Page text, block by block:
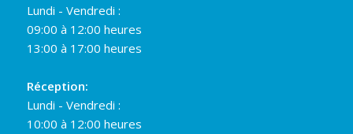
Lundi - Vendredi :
09:00 à 12:00 heures
13:00 à 17:00 heures
Réception:
Lundi - Vendredi :
10:00 à 12:00 heures